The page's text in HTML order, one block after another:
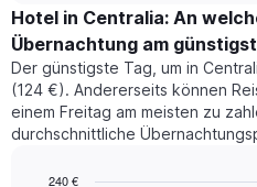
den
durchschnittlichen
Zimmerpreis
im
jeweiligen
Monat
an.
Diagramm
Hotel in Centralia: An
Übernachtung am
Der günstigste Tag, um in
(124 €). Andererseits können
einem Freitag am meisten zu
durchschnittliche
240 €